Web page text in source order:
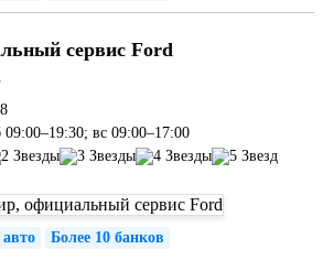
сервис Ford
09:00–19:30; вс 09:00–17:00
авто Более 10 банков